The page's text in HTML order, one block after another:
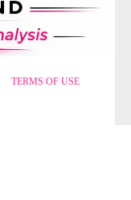
TERMS OF USE